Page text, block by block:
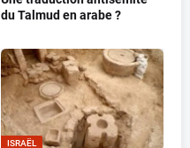
du Talmud en arabe ?
ISRAËL